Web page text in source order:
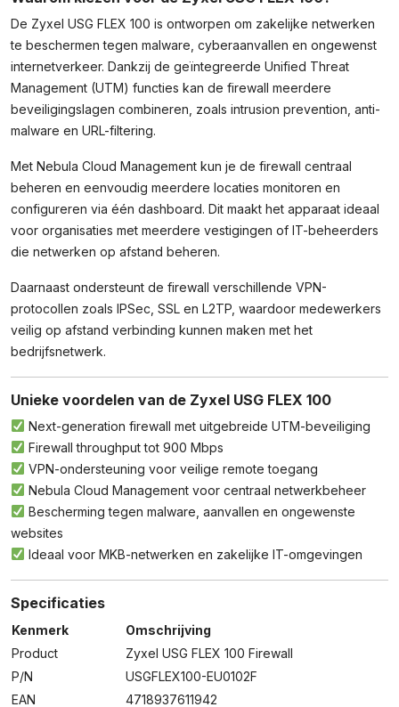
Gen
Security
Gateway
Gigabit
–
USGFLEX100-
Aantal
De Zyxel USG FLEX 100 is ontworpen om zakelijke netwerken
te beschermen tegen malware, cyberaanvallen en ongewenst
internetverkeer. Dankzij de geïntegreerde Unified Threat
Management (UTM) functies kan de firewall meerdere
beveiligingslagen combineren, zoals intrusion prevention, anti-
malware en URL-filtering.
Met Nebula Cloud Management kun je de firewall centraal
beheren en eenvoudig meerdere locaties monitoren en
configureren via één dashboard. Dit maakt het apparaat ideaal
voor organisaties met meerdere vestigingen of IT-beheerders
die netwerken op afstand beheren.
Daarnaast ondersteunt de firewall verschillende VPN-
protocollen zoals IPSec, SSL en L2TP, waardoor medewerkers
veilig op afstand verbinding kunnen maken met het
bedrijfsnetwerk.
Unieke voordelen van de Zyxel USG FLEX 100
Next-generation firewall met uitgebreide UTM-beveiliging
Firewall throughput tot 900 Mbps
VPN-ondersteuning voor veilige remote toegang
Nebula Cloud Management voor centraal netwerkbeheer
Bescherming tegen malware, aanvallen en ongewenste
websites
Ideaal voor MKB-netwerken en zakelijke IT-omgevingen
Specificaties
Kenmerk
Omschrijving
Product
Zyxel USG FLEX 100 Firewall
P/N
USGFLEX100-EU0102F
EAN
4718937611942